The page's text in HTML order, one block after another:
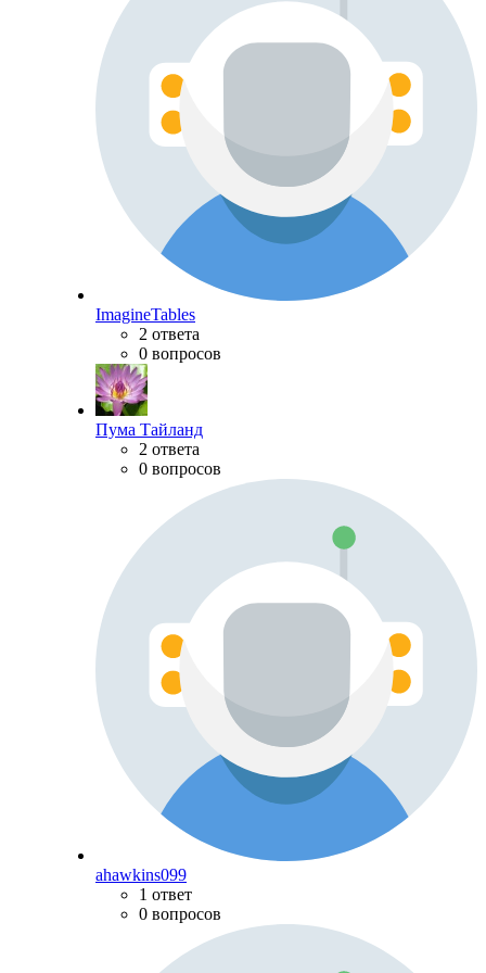
ImagineTables
2 ответа
0 вопросов
Пума Тайланд
2 ответа
0 вопросов
ahawkins099
1 ответ
0 вопросов